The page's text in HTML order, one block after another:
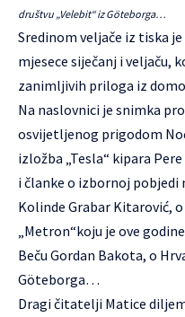
društvu „Velebit“ iz Göteborga…
Sredinom veljače iz tiska
mjesece siječanj i veljaču,
zanimljivih priloga iz
Na naslovnici je snimka
osvijetljenog prigodom
izložba „Tesla“ kipara
i članke o izbornoj pobjedi
Kolinde Grabar Kitarović,
„Metron“koju je ove
Beču Gordan Bakota, o
Göteborga…
Dragi čitatelji Matice